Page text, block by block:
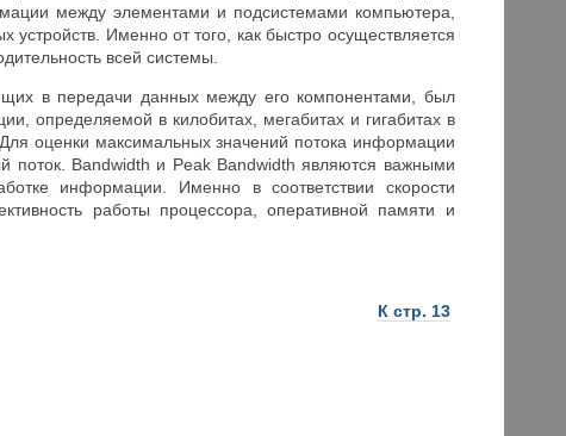
между элементами и подсистемами компьютера,
Именно от того, как быстро осуществляется
всей системы.
в передачи данных между его компонентами, был
определяемой в килобитах, мегабитах и гигабитах в
оценки максимальных значений потока информации
поток. Bandwidth и Peak Bandwidth являются важными
информации. Именно в соответствии скорости
работы процессора, оперативной памяти и
К стр. 13